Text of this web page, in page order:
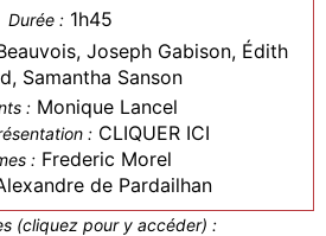
Durée : 1h45
Joseph Gabison, Édith
Samantha Sanson
: Monique Lancel
: CLIQUER ICI
: Frederic Morel
de Pardailhan
(cliquez pour y accéder) :